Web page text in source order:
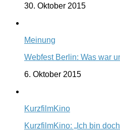
30. Oktober 2015
Meinung
Webfest Berlin: Was war
6. Oktober 2015
KurzfilmKino
KurzfilmKino: „Ich bin